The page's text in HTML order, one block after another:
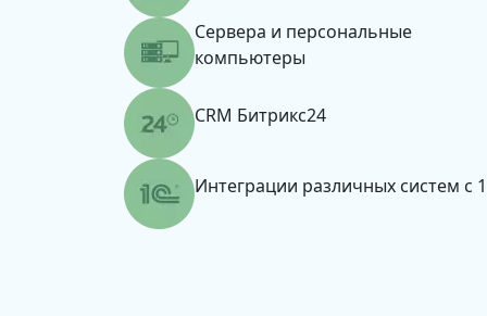
Сервера и персональные
компьютеры
CRM Битрикс24
Интеграции различных систем с